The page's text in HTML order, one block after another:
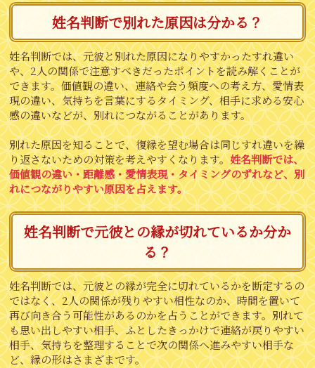
姓名判断で別れた原因は分かる？
姓名判断では、元彼と別れた原因になりやすかったすれ違い
や、2人の関係で注意すべきだったポイントを読み解くことが
できます。価値観の違い、連絡や会う頻度への考え方、愛情表
現の違い、気持ちを言葉にするタイミング、相手に求める安心
感の違いなどが、別れにつながることがあります。
別れた原因を知ることで、復縁を望む場合は同じすれ違いを繰
り返さないための対策を考えやすくなります。姓名判断では、
価値観の違い・距離感・愛情表現・タイミングのずれなど、別
れにつながりやすい原因を占えます。
姓名判断で元彼との縁が切れているか分か
る？
姓名判断では、元彼との縁が完全に切れているかを断定するの
ではなく、2人の関係が残りやすい相性なのか、時間を置いて
再び向き合う可能性があるのかを占うことができます。別れて
も思い出しやすい相手、ふとしたきっかけで連絡が戻りやすい
相手、気持ちを整理することで次の関係へ進みやすい相手な
ど、縁の形はさまざまです。